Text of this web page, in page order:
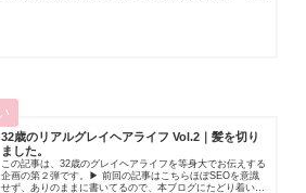
32歳のリアルグレイヘアライフ Vol.2｜髪を切り
ました。
この記事は、32歳のグレイヘアライフを等身大でお伝えする
企画の第２弾です。▶ 前回の記事はこちらほぼSEOを意識
せず、ありのままに書いてるので、本ブログにたどり着いた